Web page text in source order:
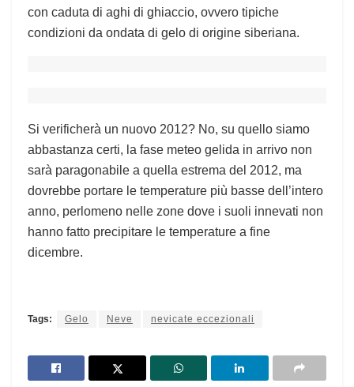
con caduta di aghi di ghiaccio, ovvero tipiche
condizioni da ondata di gelo di origine siberiana.
Si verificherà un nuovo 2012? No, su quello siamo
abbastanza certi, la fase meteo gelida in arrivo non
sarà paragonabile a quella estrema del 2012, ma
dovrebbe portare le temperature più basse dell’intero
anno, perlomeno nelle zone dove i suoli innevati non
hanno fatto precipitare le temperature a fine
dicembre.
Tags: Gelo Neve nevicate eccezionali